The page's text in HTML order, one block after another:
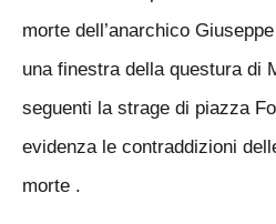
morte dell’anarchico
una finestra della questura di
seguenti la strage di piazza
evidenza le contraddizioni
morte .